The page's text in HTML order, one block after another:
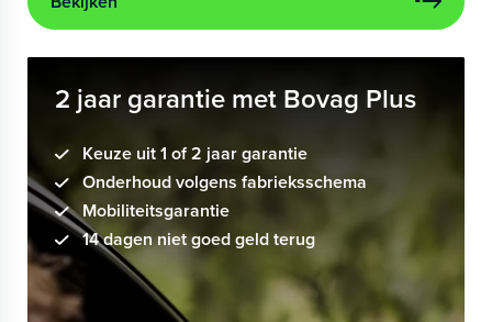
2 jaar garantie met Bovag Plus
Keuze uit 1 of 2 jaar garantie
Onderhoud volgens fabrieksschema
Mobiliteitsgarantie
14 dagen niet goed geld terug